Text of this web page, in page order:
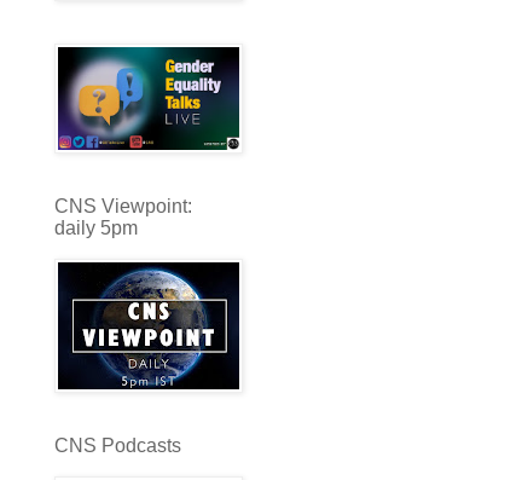
CNS Viewpoint:
daily 5pm
CNS Podcasts